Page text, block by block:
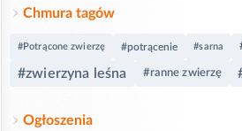
Chmura tagów
#Potrącone zwierzę #potrącenie #sarna
#zwierzyna leśna
#ranne zwierzę
Ogłoszenia